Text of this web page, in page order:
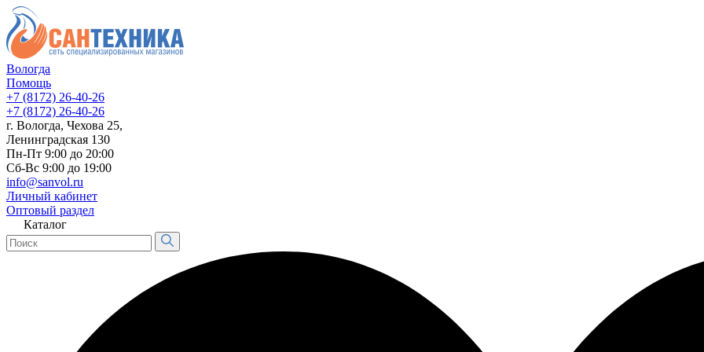
Вологда
Помощь
+7 (8172) 26-40-26
+7 (8172) 26-40-26
г. Вологда, Чехова 25,
Ленинградская 130
Пн-Пт 9:00 до 20:00
Сб-Вс 9:00 до 19:00
info@sanvol.ru
Личный кабинет
Оптовый раздел
Каталог